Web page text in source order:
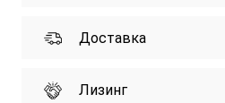
Доставка
Лизинг